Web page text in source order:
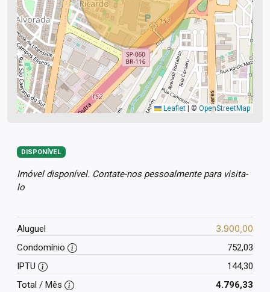
Leaflet © OpenStreetMap
DISPONÍVEL
Imóvel disponível. Contate-nos pessoalmente para visita-
lo
Aluguel 3.900,00
Condomínio
752,03
IPTU
144,30
Total / Mês
4.796,33